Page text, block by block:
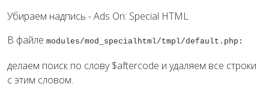
Убираем надпись - Ads On: Special HTML
В файле modules/mod_specialhtml/tmpl/default.php:
делаем поиск по слову $aftercode и удаляем все строки
с этим словом.